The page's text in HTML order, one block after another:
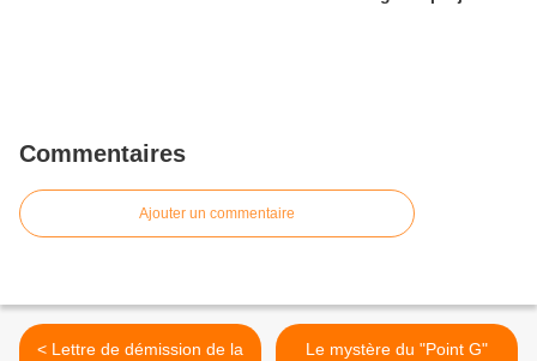
Commentaires
Ajouter un commentaire
< Lettre de démission de la
Le mystère du "Point G"